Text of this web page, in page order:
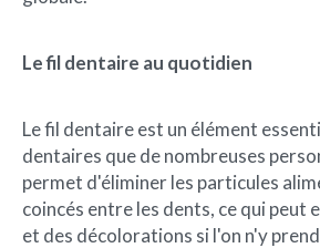
Le fil dentaire au quotidien
Le fil dentaire est un élément
dentaires que de nombreuses
permet d'éliminer les particules
coincés entre les dents, ce qui peut
et des décolorations si l'on n'y